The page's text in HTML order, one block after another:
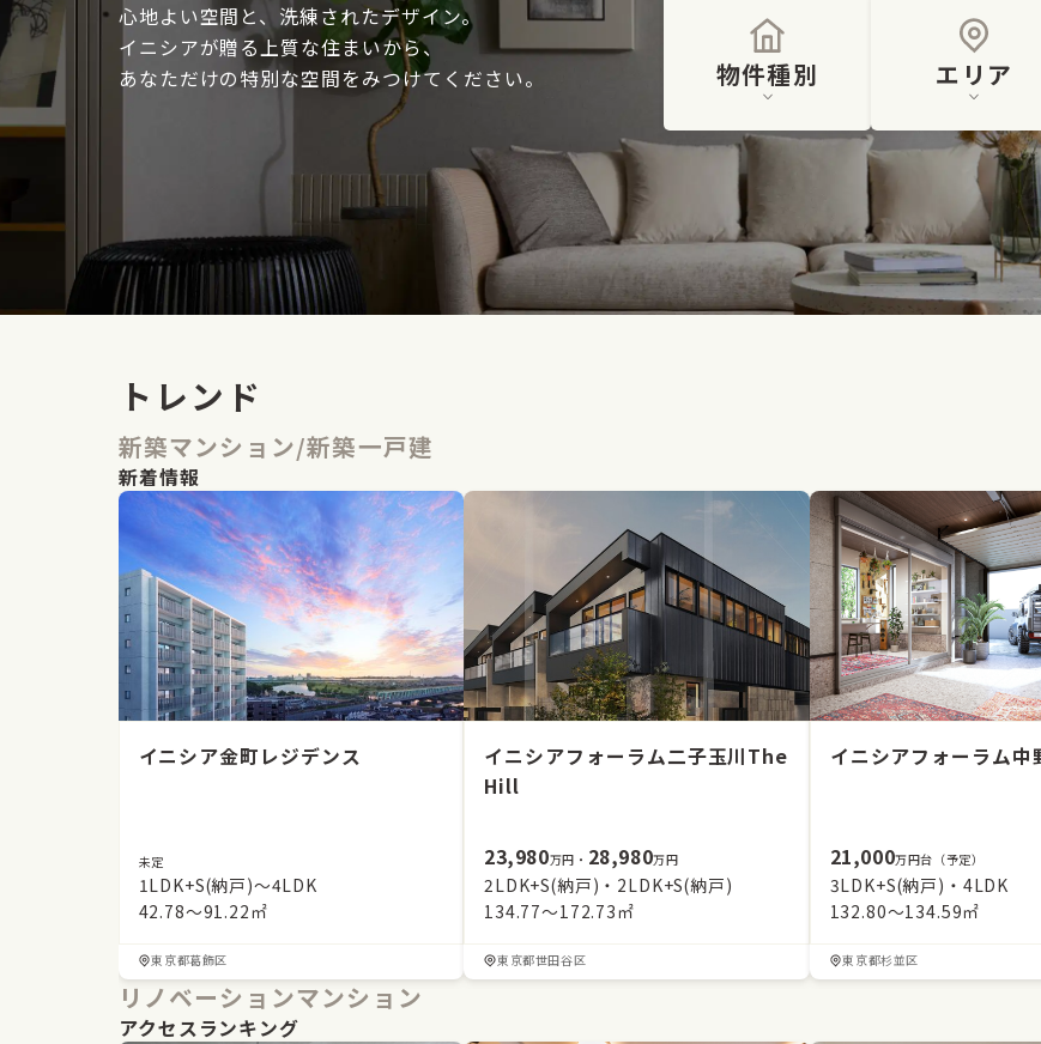
心地よい空間と、洗練されたデザイン。
イニシアが贈る上質な住まいから、
あなただけの特別な空間をみつけてください。
物件種別 エリア
トレンド
新築マンション/新築一戸建
新着情報
イニシア金町レジデンス
未定
1LDK+S(納戸)～4LDK
42.78～91.22㎡
東京都葛飾区
イニシアフォーラム二子玉川The
Hill
23,980万円・ 28,980万円
2LDK+S(納戸)・2LDK+S(納戸)
134.77～172.73㎡
東京都世田谷区
イニシアフォーラム中
21,000万円台（予定）
3LDK+S(納戸)・4LDK
132.80～134.59㎡
東京都杉並区
リノベーションマンション
アクセスランキング